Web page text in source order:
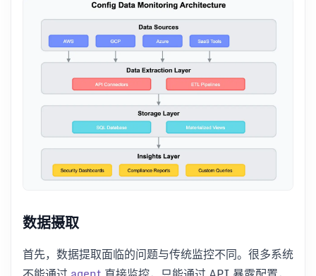
数据摄取
首先，数据提取面临的问题与传统监控不同。很多系统